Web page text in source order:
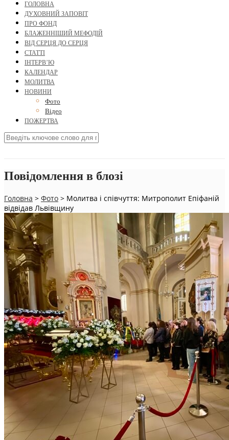
ГОЛОВНА
ДУХОВНИЙ ЗАПОВІТ
ПРО ФОНД
БЛАЖЕННІШИЙ МЕФОДІЙ
ВІД СЕРЦЯ ДО СЕРЦЯ
СТАТТІ
ІНТЕРВ’Ю
КАЛЕНДАР
МОЛИТВА
НОВИНИ
Фото
Відео
ПОЖЕРТВА
Повідомлення в блозі
Головна > Фото > Молитва і співчуття: Митрополит Епіфаній
відвідав Львівщину